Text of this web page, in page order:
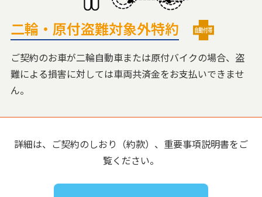
二輪・原付盗難対象外特約
ご契約のお車が二輪自動車または原付バイクの場合、盗
難による損害に対しては車両共済金をお支払いできませ
ん。
詳細は、ご契約のしおり（約款）、重要事項説明書をご
覧ください。